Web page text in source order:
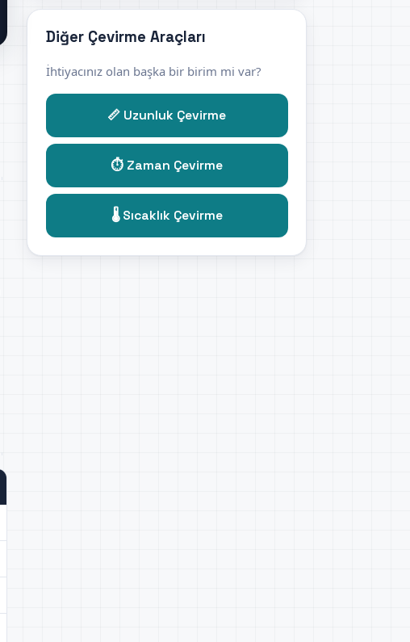
Diğer Çevirme Araçları
İhtiyacınız olan başka bir birim mi var?
📏 Uzunluk Çevirme
⏱️ Zaman Çevirme
🌡️ Sıcaklık Çevirme